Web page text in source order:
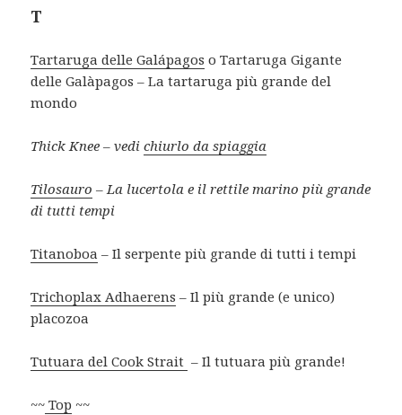
T
Tartaruga delle Galápagos o Tartaruga Gigante
delle Galàpagos – La tartaruga più grande del
mondo
Thick Knee – vedichiurlo da spiaggia
Tilosauro – La lucertola e il rettile marino più grande
di tutti tempi
Titanoboa – Il serpente più grande di tutti i tempi
Trichoplax Adhaerens – Il più grande (e unico)
placozoa
Tutuara del Cook Strait – Il tutuara più grande!
~~ Top ~~